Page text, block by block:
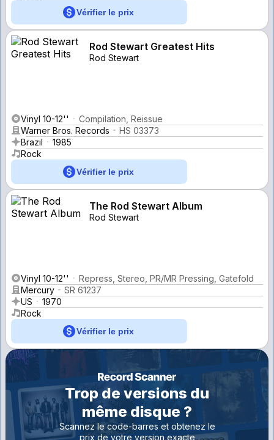
Vérifier le prix
Rod Stewart Greatest Hits
Rod Stewart
Vinyl 10-12''
Compilation, Reissue
Warner Bros. Records
HS 03373
Brazil
1985
Rock
Vérifier le prix
The Rod Stewart Album
Rod Stewart
Vinyl 10-12''
Repress, Stereo, PR/MR Pressing, Gatefold
Mercury
SR 61237
US
1970
Rock
Vérifier le prix
Trop de versions du
même disque ?
Scannez le code-barres et obtenez le
prix de votre version exacte